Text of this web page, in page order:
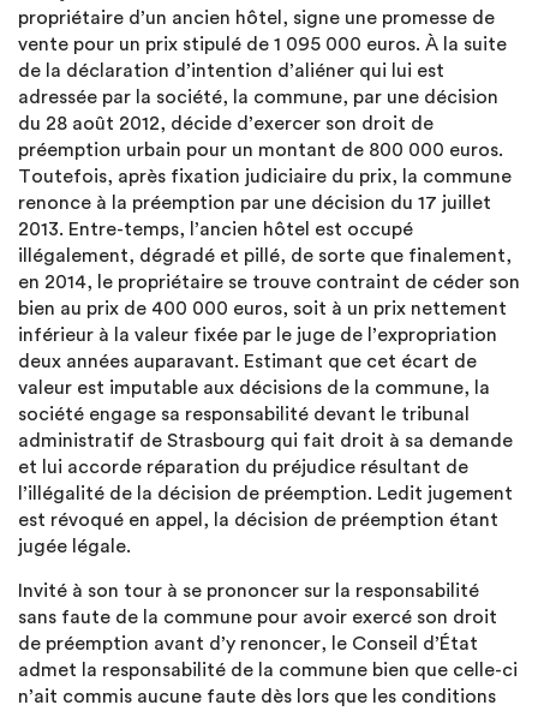
propriétaire d’un ancien hôtel, signe une promesse de
vente pour un prix stipulé de 1 095 000 euros. À la suite
de la déclaration d’intention d’aliéner qui lui est
adressée par la société, la commune, par une décision
du 28 août 2012, décide d’exercer son droit de
préemption urbain pour un montant de 800 000 euros.
Toutefois, après fixation judiciaire du prix, la commune
renonce à la préemption par une décision du 17 juillet
2013. Entre-temps, l’ancien hôtel est occupé
illégalement, dégradé et pillé, de sorte que finalement,
en 2014, le propriétaire se trouve contraint de céder son
bien au prix de 400 000 euros, soit à un prix nettement
inférieur à la valeur fixée par le juge de l’expropriation
deux années auparavant. Estimant que cet écart de
valeur est imputable aux décisions de la commune, la
société engage sa responsabilité devant le tribunal
administratif de Strasbourg qui fait droit à sa demande
et lui accorde réparation du préjudice résultant de
l’illégalité de la décision de préemption. Ledit jugement
est révoqué en appel, la décision de préemption étant
jugée légale.
Invité à son tour à se prononcer sur la responsabilité
sans faute de la commune pour avoir exercé son droit
de préemption avant d’y renoncer, le Conseil d’État
admet la responsabilité de la commune bien que celle-ci
n’ait commis aucune faute dès lors que les conditions